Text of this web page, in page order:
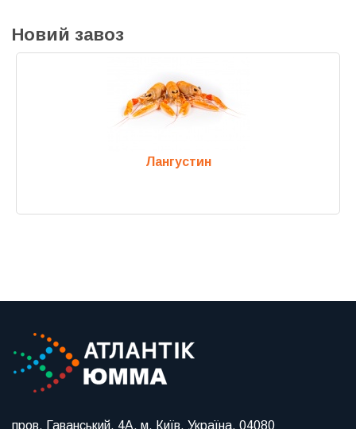
Новий завоз
Лангустин
пров. Гаванський, 4А, м. Київ, Україна, 04080